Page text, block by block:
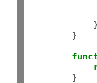
            }
        }
        }